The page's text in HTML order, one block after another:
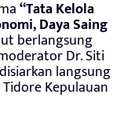
“Tata Kelola
Daya Saing
berlangsung
Dr. Siti
langsung
Kepulauan